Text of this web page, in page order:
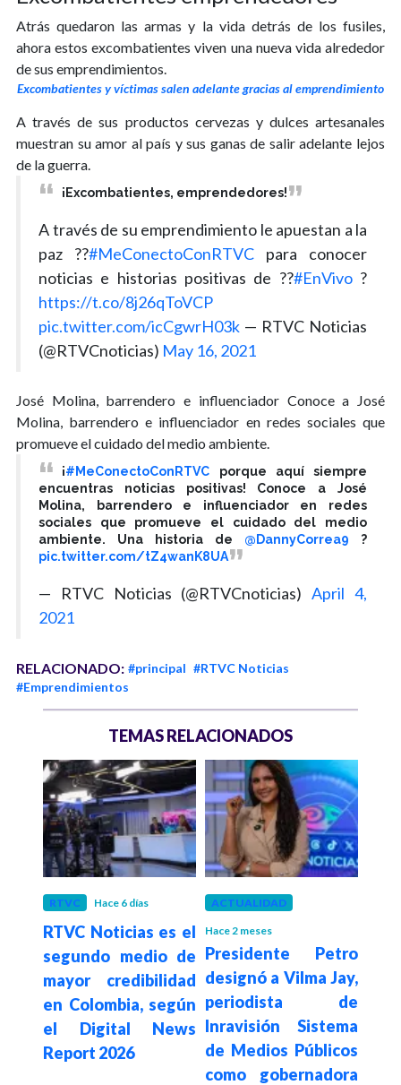
Atrás quedaron las armas y la vida detrás de los fusiles,
ahora estos excombatientes viven una nueva vida alrededor
de sus emprendimientos.
Excombatientes y víctimas salen adelante gracias al emprendimiento
A través de sus productos cervezas y dulces artesanales
muestran su amor al país y sus ganas de salir adelante lejos
de la guerra.
¡Excombatientes, emprendedores!
A través de su emprendimiento le apuestan a la
paz ?️?️#MeConectoConRTVC para conocer
noticias e historias positivas de ??#EnVivo?
https://t.co/8j26qToVCP
pic.twitter.com/icCgwrH03k — RTVC Noticias
(@RTVCnoticias) May 16, 2021
José Molina, barrendero e influenciador Conoce a José
Molina, barrendero e influenciador en redes sociales que
promueve el cuidado del medio ambiente.
¡#MeConectoConRTVC porque aquí siempre
encuentras noticias positivas! Conoce a José
Molina, barrendero e influenciador en redes
sociales que promueve el cuidado del medio
ambiente. Una historia de @DannyCorrea9 ?
pic.twitter.com/tZ4wanK8UA
— RTVC Noticias (@RTVCnoticias)April 4,
2021
RELACIONADO: #principal #RTVC Noticias
#Emprendimientos
TEMAS RELACIONADOS
RTVC Hace 6 días
RTVC Noticias es el
segundo medio de
mayor credibilidad
en Colombia, según
el Digital News
Report 2026
ACTUALIDAD
Hace 2 meses
Presidente Petro
designó a Vilma Jay,
periodista de
Inravisión Sistema
de Medios Públicos
como gobernadora